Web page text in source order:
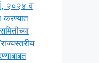
२०२४ व
करण्यात